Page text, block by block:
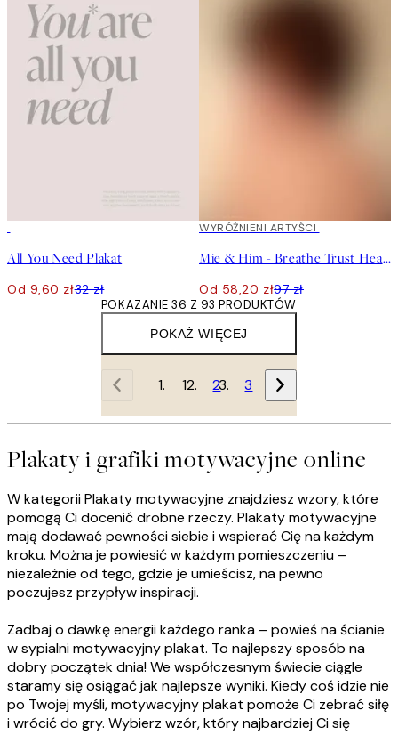
All You Need Plakat
Od 9,60 zł32 zł
40%*
WYRÓŻNIENI ARTYŚCI
Mie & Him - Breathe Trust Heal Plakat
Od 58,20 zł97 zł
POKAŻ WIĘCEJ
POKAZANIE 36 Z 93 PRODUKTÓW
1 2 3
Plakaty i grafiki motywacyjne online
W kategorii Plakaty motywacyjne znajdziesz wzory, które
pomogą Ci docenić drobne rzeczy. Plakaty motywacyjne
mają dodawać pewności siebie i wspierać Cię na każdym
kroku. Można je powiesić w każdym pomieszczeniu –
niezależnie od tego, gdzie je umieścisz, na pewno
poczujesz przypływ inspiracji.
Zadbaj o dawkę energii każdego ranka – powieś na ścianie
w sypialni motywacyjny plakat. To najlepszy sposób na
dobry początek dnia! We współczesnym świecie ciągle
staramy się osiągać jak najlepsze wyniki. Kiedy coś idzie nie
po Twojej myśli, motywacyjny plakat pomoże Ci zebrać siłę
i wrócić do gry. Wybierz wzór, który najbardziej Ci się